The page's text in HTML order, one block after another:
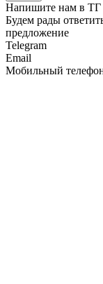
Напишите нам в
Будем рады
предложение
Telegram
Email
Мобильный